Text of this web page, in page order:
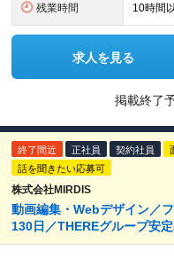
残業時間 10時間
求人を見る
掲載終了
終了間近 正社員 契約社員
話を聞きたい応募可
株式会社MIRDIS
動画編集・Webデザイン／
130日／THEREグループ安